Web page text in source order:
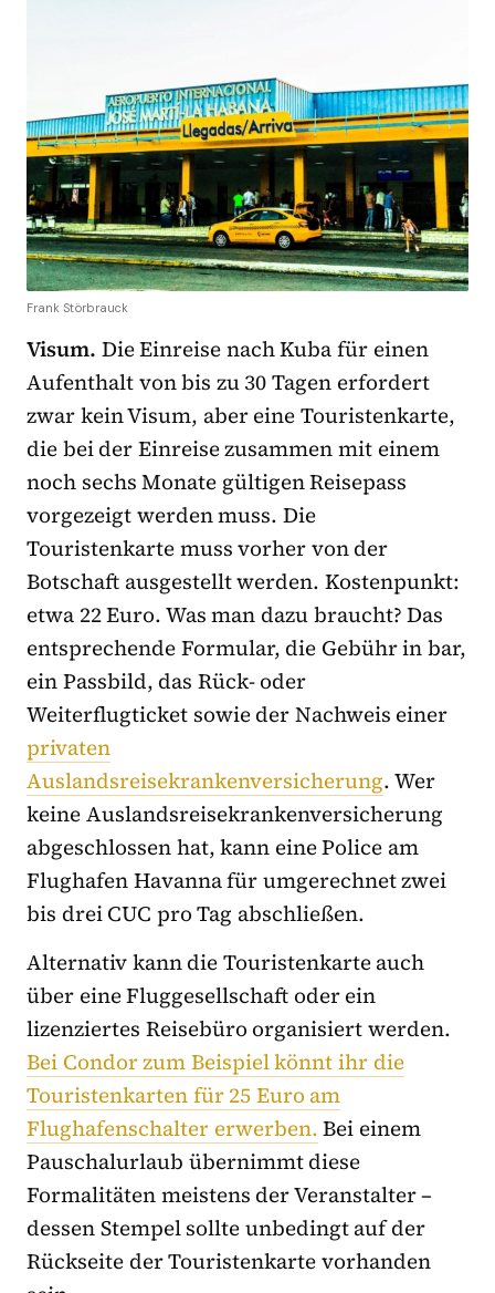
Frank Störbrauck
Visum. Die Einreise nach Kuba für einen
Aufenthalt von bis zu 30 Tagen erfordert
zwar kein Visum, aber eine Touristenkarte,
die bei der Einreise zusammen mit einem
noch sechs Monate gültigen Reisepass
vorgezeigt werden muss. Die
Touristenkarte muss vorher von der
Botschaft ausgestellt werden. Kostenpunkt:
etwa 22 Euro. Was man dazu braucht? Das
entsprechende Formular, die Gebühr in bar,
ein Passbild, das Rück- oder
Weiterflugticket sowie der Nachweis einer
privaten
Auslandsreisekrankenversicherung. Wer
keine Auslandsreisekrankenversicherung
abgeschlossen hat, kann eine Police am
Flughafen Havanna für umgerechnet zwei
bis drei CUC pro Tag abschließen.
Alternativ kann die Touristenkarte auch
über eine Fluggesellschaft oder ein
lizenziertes Reisebüro organisiert werden.
Bei Condor zum Beispiel könnt ihr die
Touristenkarten für 25 Euro am
Flughafenschalter erwerben.Bei einem
Pauschalurlaub übernimmt diese
Formalitäten meistens der Veranstalter –
dessen Stempel sollte unbedingt auf der
Rückseite der Touristenkarte vorhanden